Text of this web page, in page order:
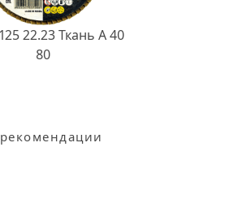
22.23 Ткань A 40
80
рекомендации